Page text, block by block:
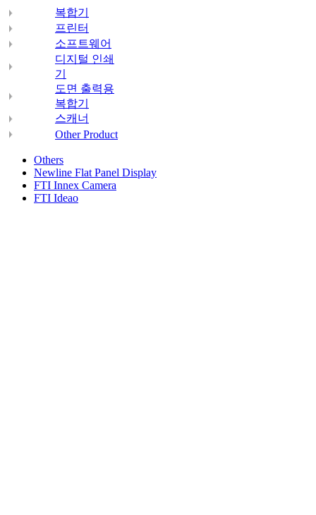
복합기
프린터
소프트웨어
디지털 인쇄
기
도면 출력용
복합기
스캐너
Other Product
Others
Newline Flat Panel Display
FTI Innex Camera
FTI Ideao